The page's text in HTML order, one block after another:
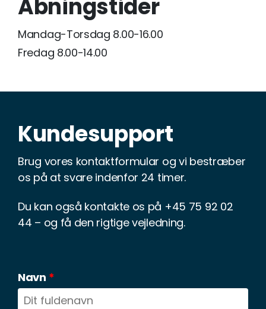
Åbningstider
Mandag-Torsdag 8.00-16.00
Fredag 8.00-14.00
Kundesupport
Brug vores kontaktformular og vi bestræber
os på at svare indenfor 24 timer.
Du kan også kontakte os på +45 75 92 02
44 – og få den rigtige vejledning.
Navn *